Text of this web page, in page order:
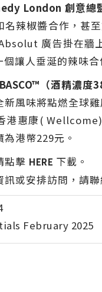
London 創意總
名辣椒醬合作，甚
廣告掛在牆
讓人垂涎的辣味合
（酒精濃度
風味將點燃全球雞
港惠康(
港幣229元。
點擊 HERE 下載。
或安排訪問，請聯
February 2025